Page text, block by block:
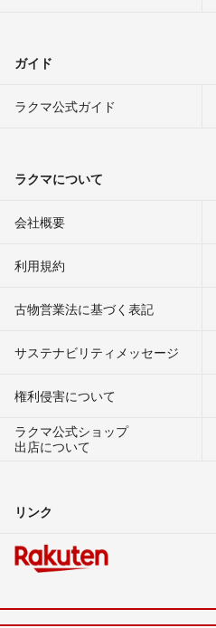
ガイド
ラクマ公式ガイド
ラクマについて
会社概要
利用規約
古物営業法に基づく表記
サステナビリティメッセージ
権利侵害について
ラクマ公式ショップ
出店について
リンク